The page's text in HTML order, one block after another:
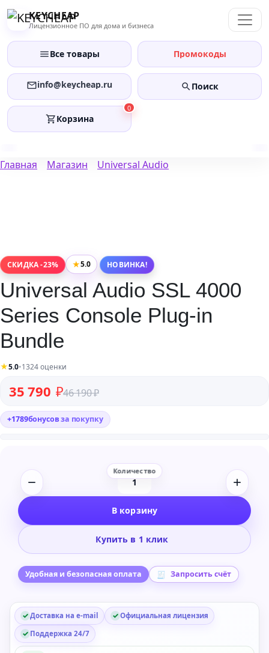
Перейти
KEYCHEAP
Лицензионное ПО для дома и бизнеса
Все товары Промокоды
info@keycheap.ru Поиск
0
Корзина
Главная Магазин Universal Audio
СКИДКА -23% ★5.0 НОВИНКА!
Universal Audio SSL 4000
Series Console Plug-in
Bundle
★5.0•1324 оценки
46 190₽
Первоначальная цена составляла 46 190 ₽.
35 790 ₽
Текущая цена: 35 790 ₽.
+1789бонусовза покупку
Количество
Universal
SSL
Series
Plug-
in
В корзину
Купить в 1 клик
Удобная и безопасная оплата Запросить счёт
Доставка на e-mail
Официальная лицензия
Поддержка 24/7